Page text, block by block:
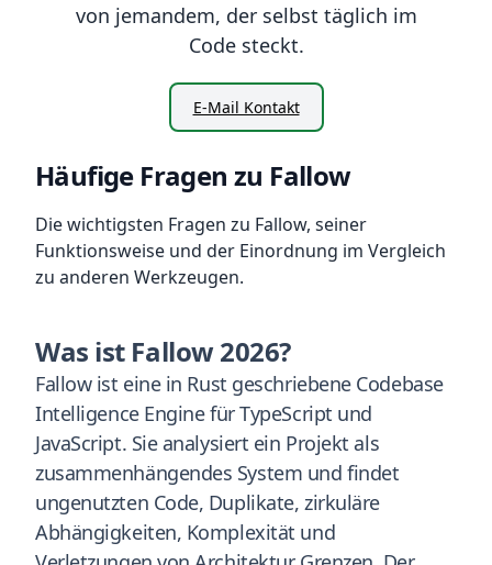
von jemandem, der selbst täglich im
Code steckt.
E-Mail Kontakt
Häufige Fragen zu Fallow
Die wichtigsten Fragen zu Fallow, seiner
Funktionsweise und der Einordnung im Vergleich
zu anderen Werkzeugen.
Was ist Fallow 2026?
Fallow ist eine in Rust geschriebene Codebase
Intelligence Engine für TypeScript und
JavaScript. Sie analysiert ein Projekt als
zusammenhängendes System und findet
ungenutzten Code, Duplikate, zirkuläre
Abhängigkeiten, Komplexität und